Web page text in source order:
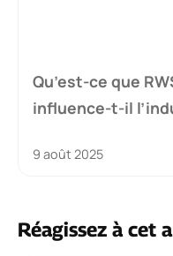
Qu’est-ce que
influence-t-il
9 août 2025
Réagissez à cet